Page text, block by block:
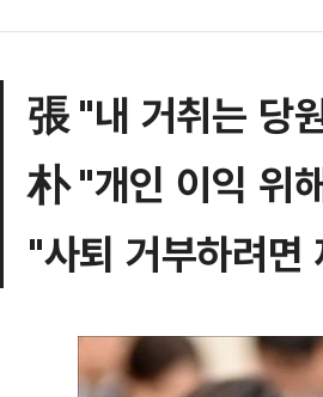
張 "내 거취는 당
朴 "개인 이익 위
"사퇴 거부하려면